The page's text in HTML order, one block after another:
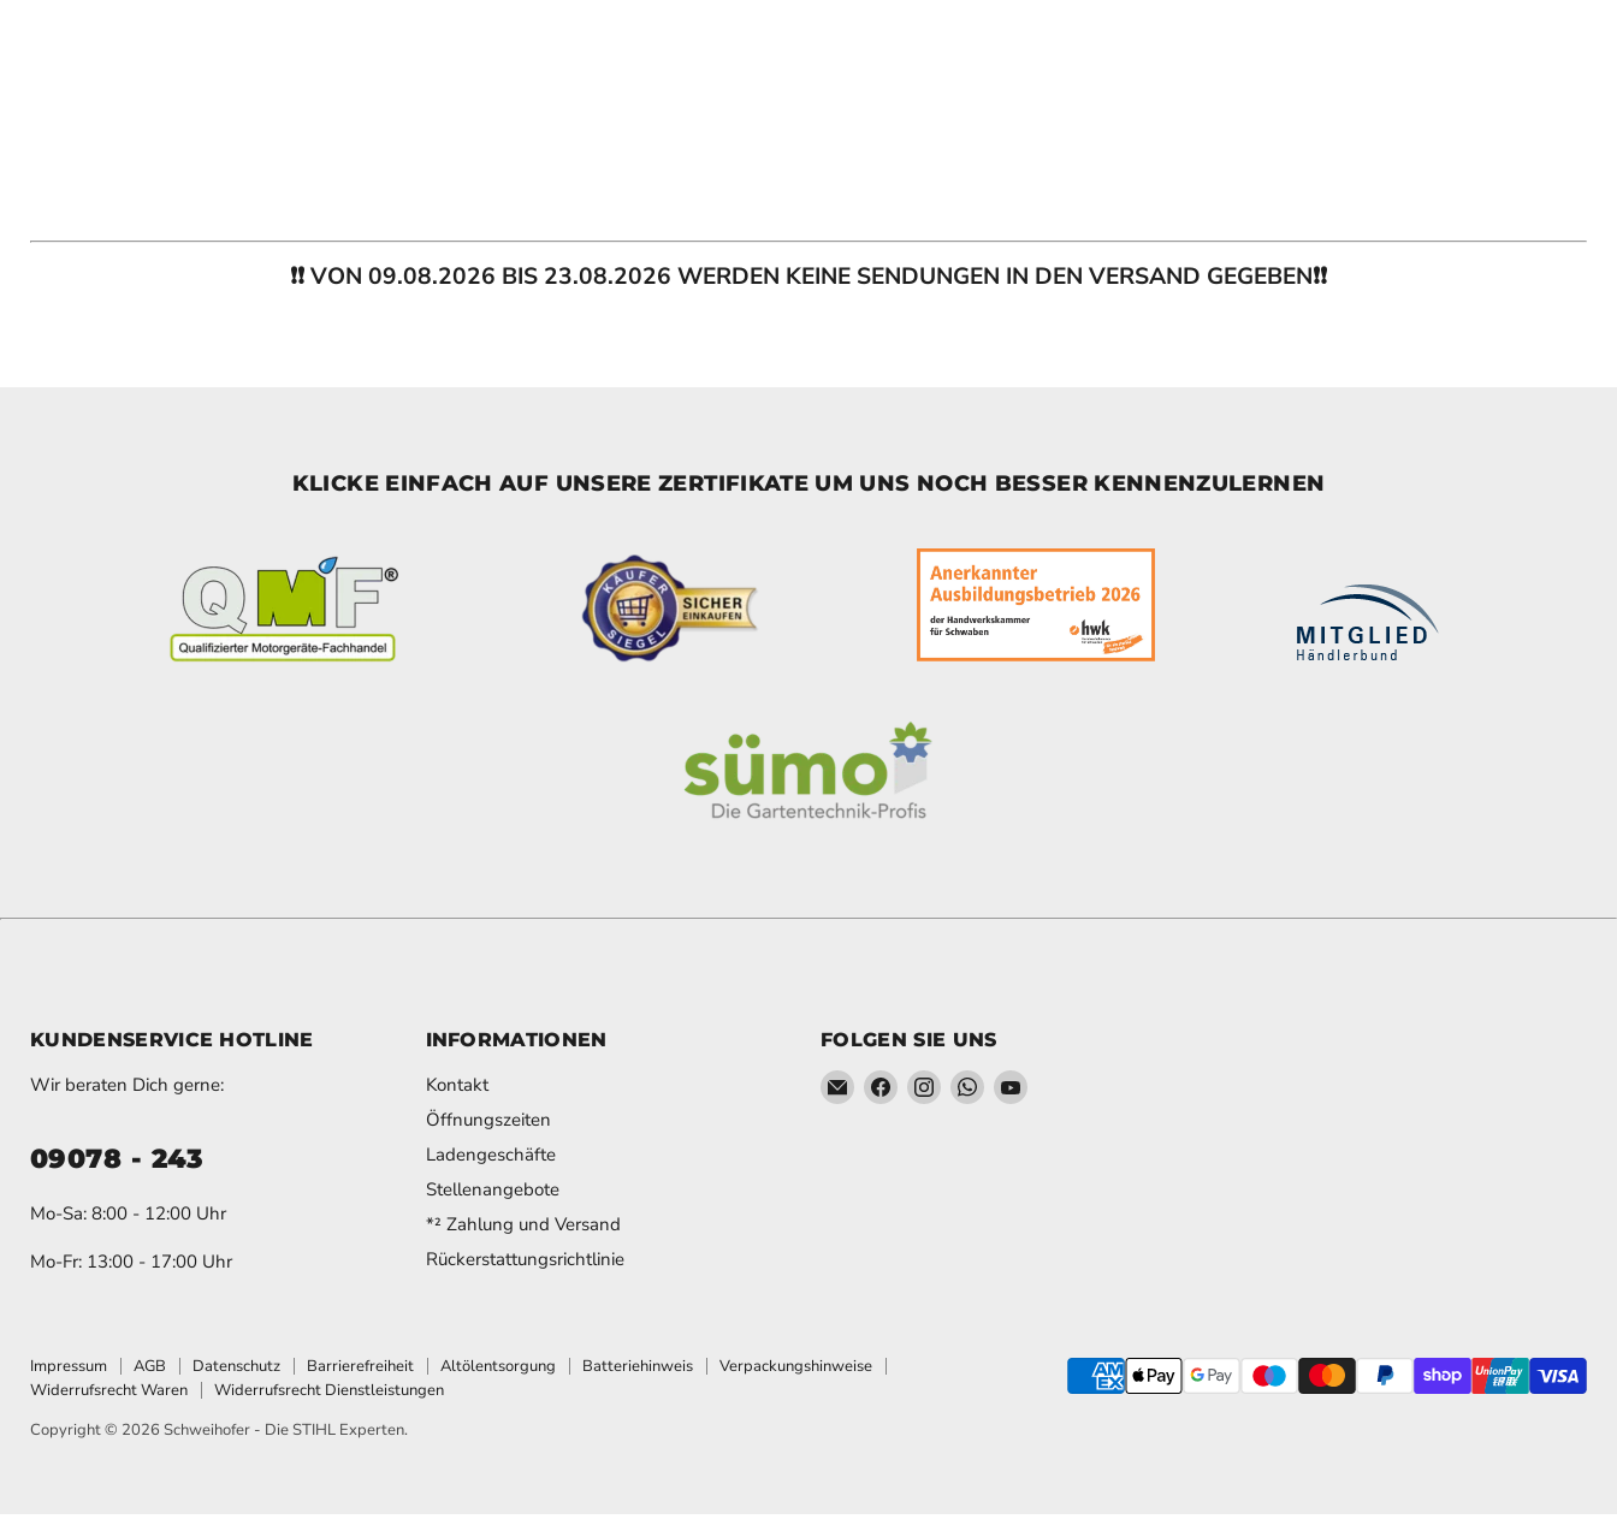
❗❗ VON 09.08.2026 BIS 23.08.2026 WERDEN KEINE SENDUNGEN IN DEN VERSAND GEGEBEN❗❗
KLICKE EINFACH AUF UNSERE ZERTIFIKATE UM UNS NOCH BESSER KENNENZULERNEN
KUNDENSERVICE HOTLINE
Wir beraten Dich gerne:
09078 - 243
Mo-Sa: 8:00 - 12:00 Uhr
Mo-Fr: 13:00 - 17:00 Uhr
INFORMATIONEN
Kontakt
Öffnungszeiten
Ladengeschäfte
Stellenangebote
*² Zahlung und Versand
Rückerstattungsrichtlinie
FOLGEN SIE UNS
Email Schweihofer - Die STIHL Experten.
Finden Sie uns auf Facebook
Finden Sie uns auf Instagram
Finden Sie uns auf WhatsApp
Finden Sie uns auf YouTube
Impressum AGB Datenschutz Barrierefreiheit Altölentsorgung Batteriehinweis
Verpackungshinweise
Widerrufsrecht Waren
Widerrufsrecht Dienstleistungen
Copyright © 2026 Schweihofer - Die STIHL Experten.